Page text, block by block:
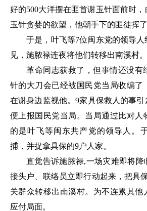
好的500大洋摆在匪首谢玉针面前时
玉针贪婪的欲望，他朝手下的匪徒挥
于是，叶飞等7位闽东党的领导
见，施脓禄连夜将他们转移出南溪村。
革命同志获救了，但事情还没有
针的大刀会已经被国民党当局收编了
在谢身边监视他。9家具保救人的事
便上报国民党当局。当局通过比对人
的是叶飞等闽东共产党的领导人。
捕，并捉拿具保的9户人家。
直觉告诉施脓禄,一场灾难即将降
接头户、联络员立即行动起来，把具
关群众转移出南溪村。为不连累其他
应付局面。